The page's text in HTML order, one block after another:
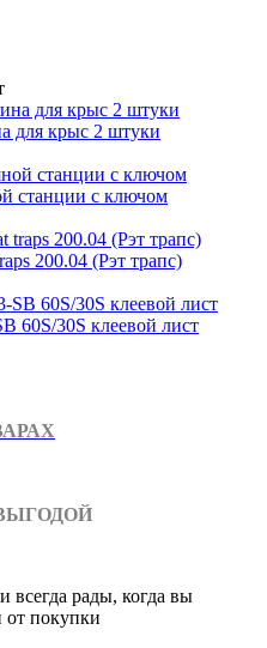
для крыс 2 штуки
станции с ключом
200.04 (Рэт трапс)
60S/30S клеевой лист
рады, когда вы
от покупки